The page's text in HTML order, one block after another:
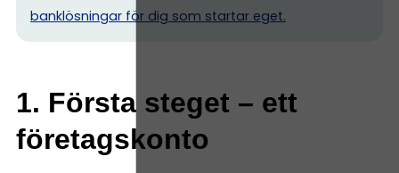
banklösningar för dig som startar eget.
1. Första steget – ett
företagskonto